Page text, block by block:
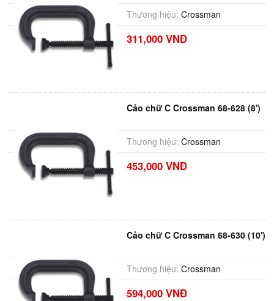
Thương hiệu: Crossman
311,000 VNĐ
Cảo chữ C Crossman 68-628 (8')
Thương hiệu: Crossman
453,000 VNĐ
Cảo chữ C Crossman 68-630 (10')
Thương hiệu: Crossman
594,000 VNĐ